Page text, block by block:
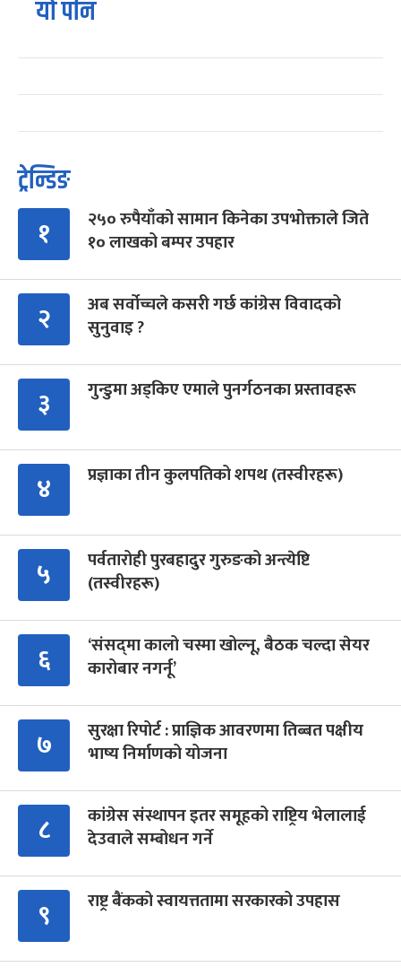
यो पनि
ट्रेन्डिङ
१
२५० रुपैयाँको सामान किनेका उपभोक्ताले जिते
१० लाखको बम्पर उपहार
२
अब सर्वोच्चले कसरी गर्छ कांग्रेस विवादको
सुनुवाइ ?
३ गुन्डुमा अड्किए एमाले पुनर्गठनका प्रस्तावहरू
४ प्रज्ञाका तीन कुलपतिको शपथ (तस्वीरहरू)
५
पर्वतारोही पुरबहादुर गुरुङको अन्त्येष्टि
(तस्वीरहरू)
६
‘संसद्‍मा कालो चस्मा खोल्नू, बैठक चल्दा सेयर
कारोबार नगर्नू’
७
सुरक्षा रिपोर्ट : प्राज्ञिक आवरणमा तिब्बत पक्षीय
भाष्य निर्माणको योजना
८
कांग्रेस संस्थापन इतर समूहको राष्ट्रिय भेलालाई
देउवाले सम्बोधन गर्ने
९ राष्ट्र बैंकको स्वायत्ततामा सरकारको उपहास